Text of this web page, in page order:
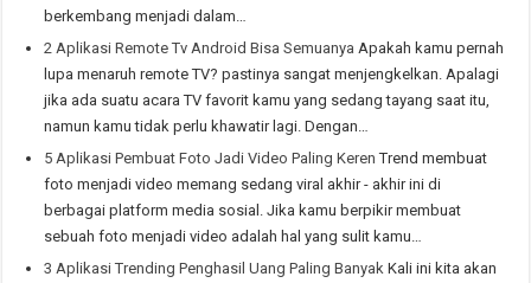
berkembang menjadi dalam…
2 Aplikasi Remote Tv Android Bisa Semuanya Apakah kamu pernah
lupa menaruh remote TV? pastinya sangat menjengkelkan. Apalagi
jika ada suatu acara TV favorit kamu yang sedang tayang saat itu,
namun kamu tidak perlu khawatir lagi. Dengan…
5 Aplikasi Pembuat Foto Jadi Video Paling Keren Trend membuat
foto menjadi video memang sedang viral akhir - akhir ini di
berbagai platform media sosial. Jika kamu berpikir membuat
sebuah foto menjadi video adalah hal yang sulit kamu…
3 Aplikasi Trending Penghasil Uang Paling Banyak Kali ini kita akan